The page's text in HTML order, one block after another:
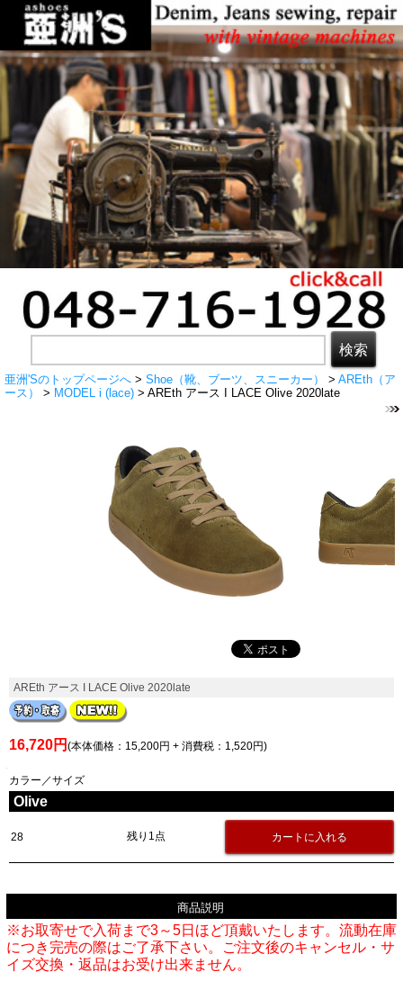
亜洲'Sのトップページへ > Shoe（靴、ブーツ、スニーカー） > AREth（ア
ース）
> MODEL i (lace) > AREth アース I LACE Olive 2020late
AREth アース I LACE Olive 2020late
16,720円 (本体価格：15,200円 + 消費税：1,520円)
カラー／サイズ
Olive
28 残り1点
商品説明
※お取寄せで入荷まで3～5日ほど頂戴いたします。流動在庫
につき完売の際はご了承下さい。ご注文後のキャンセル・サ
イズ交換・返品はお受け出来ません。